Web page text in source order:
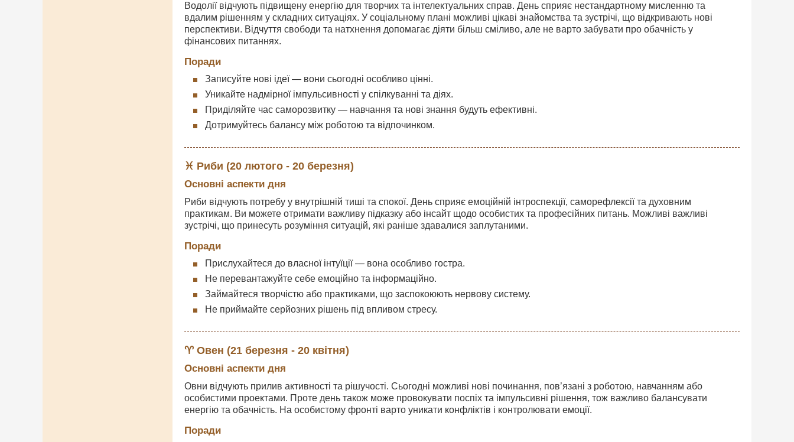
Водолії відчують підвищену енергію для творчих та інтелектуальних справ. День сприяє нестандартному мисленню та
вдалим рішенням у складних ситуаціях. У соціальному плані можливі цікаві знайомства та зустрічі, що відкривають нові
перспективи. Відчуття свободи та натхнення допомагає діяти більш сміливо, але не варто забувати про обачність у
фінансових питаннях.
Поради
Записуйте нові ідеї — вони сьогодні особливо цінні.
Уникайте надмірної імпульсивності у спілкуванні та діях.
Приділяйте час саморозвитку — навчання та нові знання будуть ефективні.
Дотримуйтесь балансу між роботою та відпочинком.
♓ Риби (20 лютого - 20 березня)
Основні аспекти дня
Риби відчують потребу у внутрішній тиші та спокої. День сприяє емоційній інтроспекції, саморефлексії та духовним
практикам. Ви можете отримати важливу підказку або інсайт щодо особистих та професійних питань. Можливі важливі
зустрічі, що принесуть розуміння ситуацій, які раніше здавалися заплутаними.
Поради
Прислухайтеся до власної інтуїції — вона особливо гостра.
Не перевантажуйте себе емоційно та інформаційно.
Займайтеся творчістю або практиками, що заспокоюють нервову систему.
Не приймайте серйозних рішень під впливом стресу.
♈ Овен (21 березня - 20 квітня)
Основні аспекти дня
Овни відчують прилив активності та рішучості. Сьогодні можливі нові починання, пов’язані з роботою, навчанням або
особистими проектами. Проте день також може провокувати поспіх та імпульсивні рішення, тож важливо балансувати
енергію та обачність. На особистому фронті варто уникати конфліктів і контролювати емоції.
Поради